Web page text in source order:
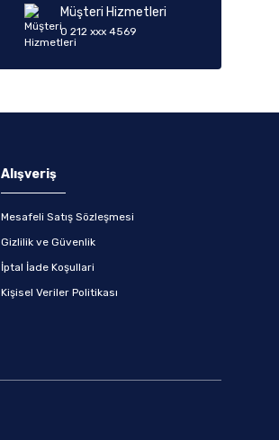
Müşteri Hizmetleri
0 212 xxx 4569
Alışveriş
Mesafeli Satış Sözleşmesi
Gizlilik ve Güvenlik
İptal İade Koşullari
Kişisel Veriler Politikası